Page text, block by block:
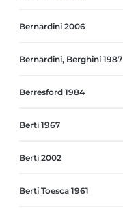
Bernardini 2006
Bernardini, Berghini 1987
Berresford 1984
Berti 1967
Berti 2002
Berti Toesca 1961